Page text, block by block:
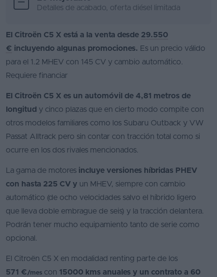
Detalles de acabado, oferta diésel limitada
El Citroën C5 X está a la venta desde 29.550
€ incluyendo algunas promociones. Es un precio válido
para el 1.2 MHEV con 145 CV y cambio automático.
Requiere financiar
El Citroën C5 X es un automóvil de 4,81 metros de
longitud y cinco plazas que en cierto modo compite con
otros modelos familiares como los Subaru Outback y VW
Passat Alltrack pero sin contar con tracción total como si
ocurre en los dos rivales mencionados.
La gama de motores incluye versiones híbridas PHEV
con hasta 225 CV y un MHEV, siempre con cambio
automático (de ocho velocidades salvo el híbrido ligero
que lleva doble embrague de seis) y la tracción delantera.
Podrán tener mucho equipamiento tanto de serie como
opcional.
El Citroën C5 X en modalidad renting parte de los
571 €/mes con 15000 kms anuales y un contrato a 60